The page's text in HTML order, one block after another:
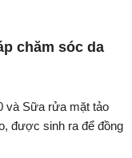
chăm sóc da
và Sữa rửa mặt tảo
được sinh ra để đồng